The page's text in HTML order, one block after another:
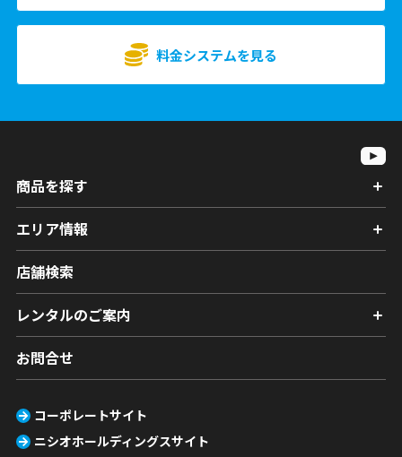
料金システムを見る
商品を探す
エリア情報
店舗検索
レンタルのご案内
お問合せ
コーポレートサイト
ニシオホールディングスサイト